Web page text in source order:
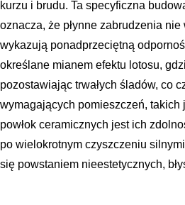
kurzu i brudu. Ta specyficzna
oznacza, że płynne zabrudzenia
wykazują ponadprzeciętną
określane mianem efektu lotosu,
pozostawiając trwałych śladów, co
wymagających pomieszczeń,
powłok ceramicznych jest ich
po wielokrotnym czyszczeniu
się powstaniem nieestetycznych,